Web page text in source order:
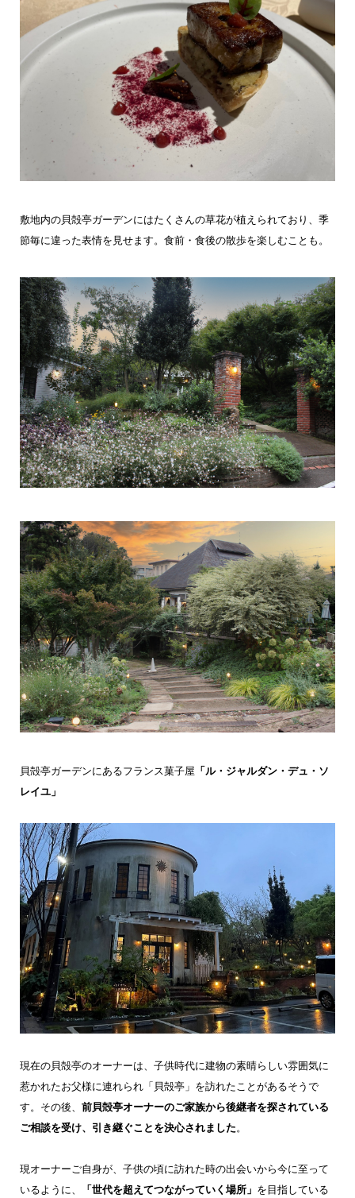
敷地内の貝殻亭ガーデンにはたくさんの草花が植えられており、季
節毎に違った表情を見せます。食前・食後の散歩を楽しむことも。
貝殻亭ガーデンにあるフランス菓子屋 「ル・ジャルダン・デュ・ソ
レイユ」
現在の貝殻亭のオーナーは、子供時代に建物の素晴らしい雰囲気に
惹かれたお父様に連れられ「貝殻亭」を訪れたことがあるそうで
す。その後、 前貝殻亭オーナーのご家族から後継者を探されている
ご相談を受け、引き継ぐことを決心されました。
現オーナーご自身が、子供の頃に訪れた時の出会いから今に至って
いるように、
「世代を超えてつながっていく場所」 を目指している